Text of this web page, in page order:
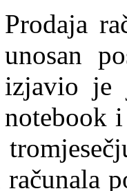
Prodaja
unosan
izjavio je
notebook